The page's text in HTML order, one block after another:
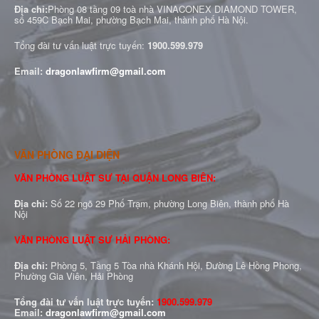
Địa chỉ:Phòng 08 tầng 09 toà nhà VINACONEX DIAMOND TOWER,
số 459C Bạch Mai, phường Bạch Mai, thành phố Hà Nội.
Tổng đài tư vấn luật trực tuyến: 1900.599.979
Email: dragonlawfirm@gmail.com
VĂN PHÒNG ĐẠI DIỆN
VĂN PHÒNG LUẬT SƯ TẠI QUẬN LONG BIÊN:
Địa chỉ: Số 22 ngõ 29 Phố Trạm, phường Long Biên, thành phố Hà
Nội
VĂN PHÒNG LUẬT SƯ HẢI PHÒNG:
Địa chỉ: Phòng 5, Tầng 5 Tòa nhà Khánh Hội, Đường Lê Hồng Phong,
Phường Gia Viên, Hải Phòng
Tổng đài tư vấn luật trực tuyến: 1900.599.979
Email: dragonlawfirm@gmail.com